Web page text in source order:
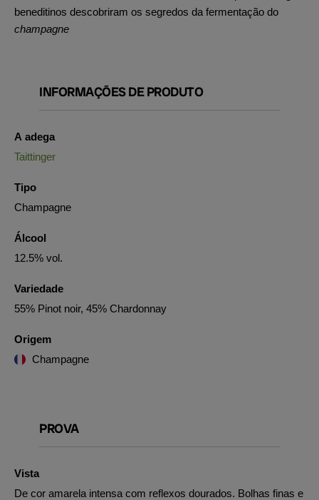
beneditinos descobriram os segredos da fermentação do
champagne
INFORMAÇÕES DE PRODUTO
A adega
Taittinger
Tipo
Champagne
Álcool
12.5% vol.
Variedade
55% Pinot noir, 45% Chardonnay
Origem
Champagne
PROVA
Vista
De cor amarela intensa com reflexos dourados. Bolhas finas e